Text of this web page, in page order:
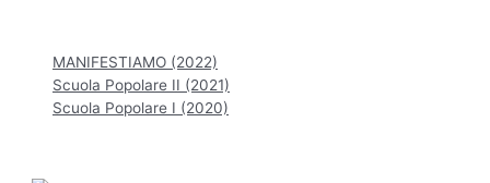
MANIFESTIAMO (2022)
Scuola Popolare II (2021)
Scuola Popolare I (2020)